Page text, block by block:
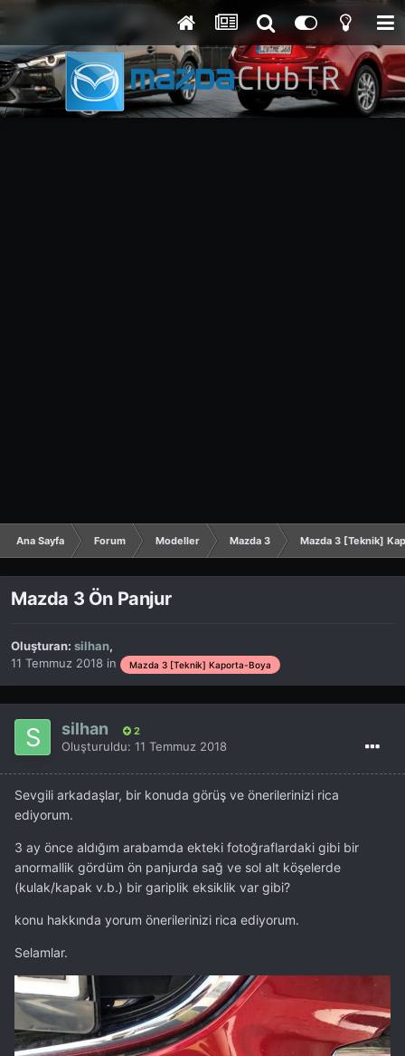
Ana Sayfa Forum Modeller Mazda 3 Mazda 3 [Teknik]
Mazda 3 Ön Panjur
Oluşturan: silhan,
11 Temmuz 2018 in Mazda 3 [Teknik] Kaporta-Boya
silhan 2
Oluşturuldu: 11 Temmuz 2018
Sevgili arkadaşlar, bir konuda görüş ve önerilerinizi rica
ediyorum.
3 ay önce aldığım arabamda ekteki fotoğraflardaki gibi bir
anormallik gördüm ön panjurda sağ ve sol alt köşelerde
(kulak/kapak v.b.) bir gariplik eksiklik var gibi?
konu hakkında yorum önerilerinizi rica ediyorum.
Selamlar.